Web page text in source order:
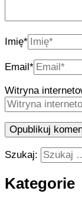
Imię*
Email*
Witryna
Szukaj:
Kategorie